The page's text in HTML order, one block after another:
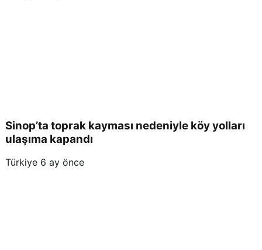
Sinop’ta toprak kayması nedeniyle köy yolları
ulaşıma kapandı
Türkiye 6 ay önce